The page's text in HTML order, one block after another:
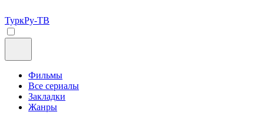
ТуркРу-ТВ
Фильмы
Все сериалы
Закладки
Жанры